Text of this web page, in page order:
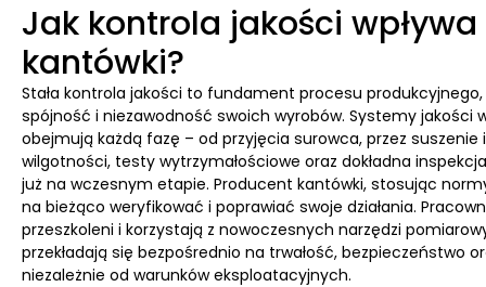
Jak kontrola jakości
kantówki?
Stała kontrola jakości to fundament procesu
spójność i niezawodność swoich wyrobów. Systemy jakości
obejmują każdą fazę – od przyjęcia surowca, przez suszenie
wilgotności, testy wytrzymałościowe oraz dokładna
już na wczesnym etapie. Producent kantówki, stosując
na bieżąco weryfikować i poprawiać swoje działania.
przeszkoleni i korzystają z nowoczesnych narzędzi
przekładają się bezpośrednio na trwałość, bezpieczeństwo
niezależnie od warunków eksploatacyjnych.